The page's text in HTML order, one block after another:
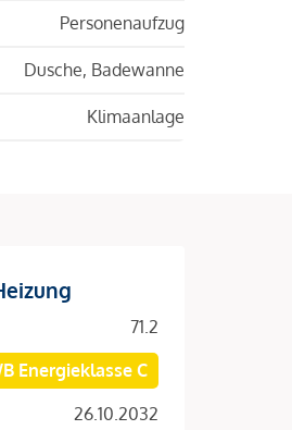
Personenaufzug
Dusche, Badewanne
Klimaanlage
71.2
Energieklasse C
26.10.2032